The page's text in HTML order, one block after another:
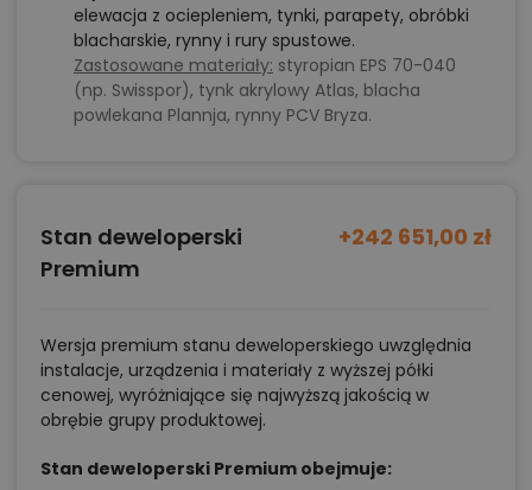
elewacja z ociepleniem, tynki, parapety, obróbki
blacharskie, rynny i rury spustowe.
Zastosowane materiały: styropian EPS 70-040
(np. Swisspor), tynk akrylowy Atlas, blacha
powlekana Plannja, rynny PCV Bryza.
Stan deweloperski
Premium
+242 651,00 zł
Wersja premium stanu deweloperskiego uwzględnia
instalacje, urządzenia i materiały z wyższej półki
cenowej, wyróżniające się najwyższą jakością w
obrębie grupy produktowej.
Stan deweloperski Premium obejmuje: